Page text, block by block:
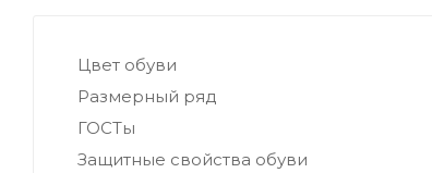
Цвет обуви
Размерный ряд
ГОСТы
Защитные свойства обуви